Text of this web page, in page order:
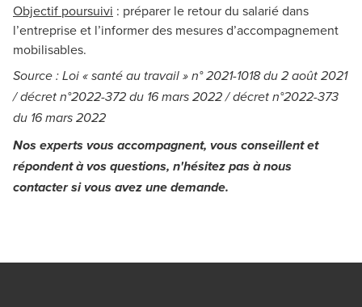
Objectif poursuivi : préparer le retour du salarié dans
l’entreprise et l’informer des mesures d’accompagnement
mobilisables.
Source : Loi « santé au travail » n° 2021-1018 du 2 août 2021
/ décret n°2022-372 du 16 mars 2022 / décret n°2022-373
du 16 mars 2022
Nos experts vous accompagnent, vous conseillent et
répondent à vos questions, n'hésitez pas à nous
contacter si vous avez une demande.